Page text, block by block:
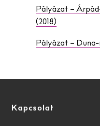
Pályázat –
(2018)
Pályázat –
Kapcsolat